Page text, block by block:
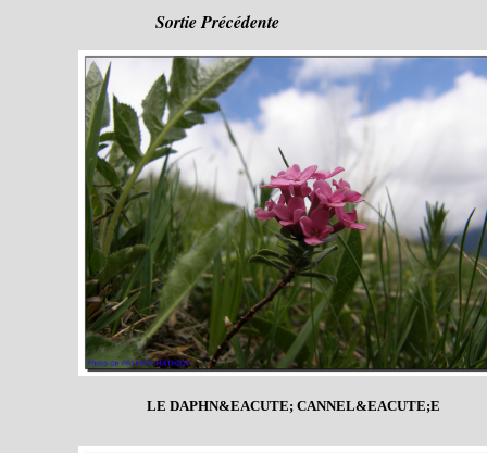
Sortie Précédente
LE DAPHN&EACUTE; CANNEL&EACUTE;E